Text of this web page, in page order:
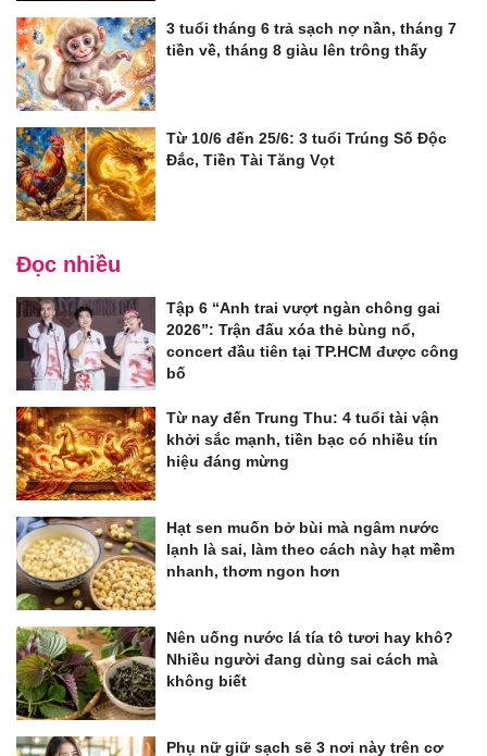
3 tuổi tháng 6 trả sạch nợ nần, tháng 7
tiền về, tháng 8 giàu lên trông thấy
Từ 10/6 đến 25/6: 3 tuổi Trúng Số Độc
Đắc, Tiền Tài Tăng Vọt
Đọc nhiều
Tập 6 “Anh trai vượt ngàn chông gai
2026”: Trận đấu xóa thẻ bùng nổ,
concert đầu tiên tại TP.HCM được công
bố
Từ nay đến Trung Thu: 4 tuổi tài vận
khởi sắc mạnh, tiền bạc có nhiều tín
hiệu đáng mừng
Hạt sen muốn bở bùi mà ngâm nước
lạnh là sai, làm theo cách này hạt mềm
nhanh, thơm ngon hơn
Nên uống nước lá tía tô tươi hay khô?
Nhiều người đang dùng sai cách mà
không biết
Phụ nữ giữ sạch sẽ 3 nơi này trên cơ